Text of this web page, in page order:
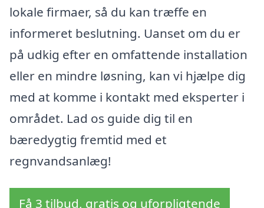
lokale firmaer, så du kan træffe en
informeret beslutning. Uanset om du er
på udkig efter en omfattende installation
eller en mindre løsning, kan vi hjælpe dig
med at komme i kontakt med eksperter i
området. Lad os guide dig til en
bæredygtig fremtid med et
regnvandsanlæg!
Få 3 tilbud, gratis og uforpligtende